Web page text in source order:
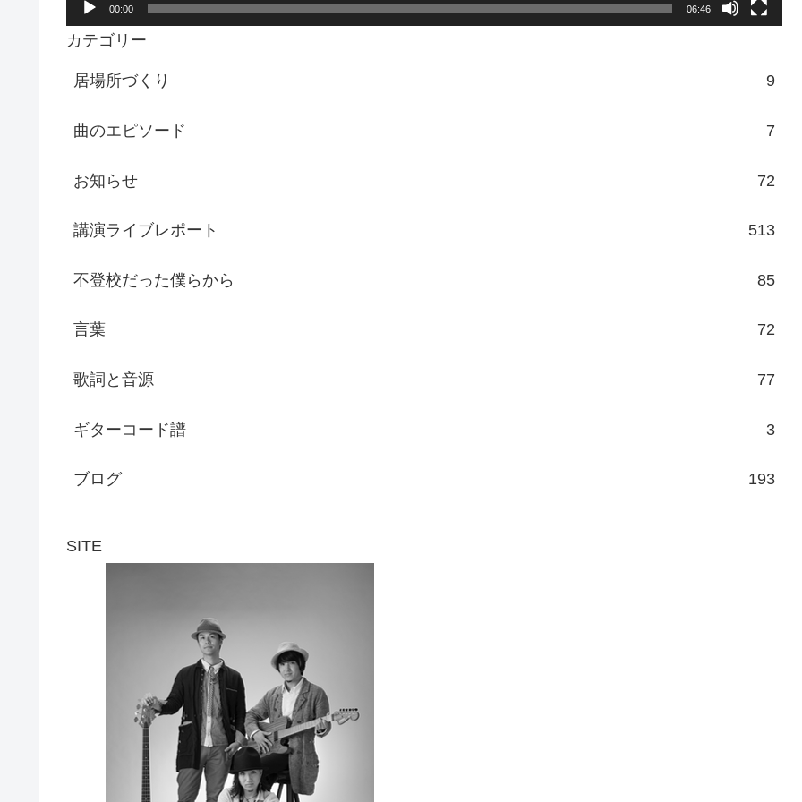
00:00 06:46
カテゴリー
居場所づくり 9
曲のエピソード 7
お知らせ 72
講演ライブレポート 513
不登校だった僕らから 85
言葉 72
歌詞と音源 77
ギターコード譜 3
ブログ 193
SITE